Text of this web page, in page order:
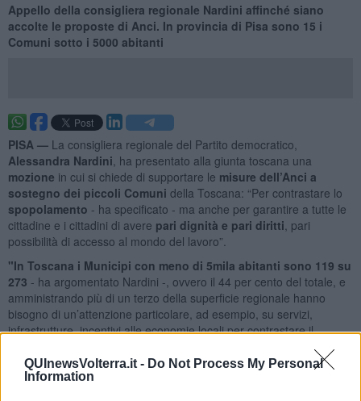
QUInewsVolterra.it - Do Not Process My Personal
Information
Appello della consigliera regionale Nardini affinché siano
accolte le proposte di Anci. In provincia di Pisa sono 15 i
Comuni sotto i 5000 abitanti
PISA — La consigliera regionale del Partito democratico,
Alessandra Nardini , ha presentato alla giunta toscana una
mozione in cui si chiede di supportare le misure dell’Anci a
sostegno dei piccoli Comuni della Toscana: “Per contrastare lo
spopolamento - ha specificato - ma anche per garantire a tutte le
cittadine e i cittadini di avere pari dignità e pari diritti , pari
possibilità di accesso al mondo del lavoro”.
"In Toscana i Municipi con meno di 5mila abitanti sono 119 su
273 - ha argomentato Nardini -, ovvero il 44 per cento del totale, e
amministrando più di un terzo della superficie regionale hanno
bisogno di un’attenzione particolare, ad esempio, su servizi,
infrastrutture, incentivi alle economie locali per contrastare il
fenomeno dello spopolamento. A settembre scorso Anci Toscana
ha approvato un documento che raccoglie le misure contenute nel
Manifesto di Gornate – Priorità dei Piccoli Comuni italiani